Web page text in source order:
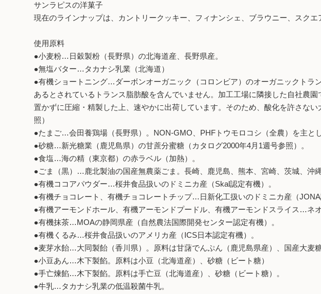
サンラピスの洋菓子
現在のラインナップは、カントリークッキー、フィナンシェ、ブラウニー、スク
使用原料
●小麦粉…日穀製粉（長野県）の北海道産、長野県産。
●無塩バター…タカナシ乳業（北海道）
●有機ショートニング…ダーボンオーガニック（コロンビア）のオーガニックト
あるとされているトランス脂肪酸を含んでいません。加工工場に隣接した自社農
置かずに圧縮・精製した上、速やかに出荷しています。そのため、酸化を許さな
照）
●たまご…会田養鶏場（長野県）。NON-GMO、PHFトウモロコシ（全農）を主と
●砂糖…新光糖業（鹿児島県）の甘蔗分蜜糖（カタログ2000年4月1週号参照）。
●食塩…海の精（東京都）の赤ラベル（加熱）。
●ごま（黒）…鹿北製油の国産無農薬ごま。長崎、鹿児島、熊本、宮崎、茨城、沖縄
●有機ココアパウダー…桜井食品扱いのドミニカ産（Skal認定有機）。
●有機チョコレート、有機チョコレートチップ…日新化工扱いのドミニカ産（JONA
●有機アーモンドホール、有機アーモンドプードル、有機アーモンドスライス…ネ
●有機抹茶…MOAの静岡県産（自然農法国際開発センター認定有機）。
●有機くるみ…桜井食品扱いのアメリカ産（ICS日本認定有機）。
●麦芽水飴…大同製飴（香川県）。原料は甘藷でんぷん（鹿児島県産）、国産大麦
●小豆あん…木下製餡。原料は小豆（北海道産）、砂糖（ビート糖）
●手亡煉餡…木下製餡。原料は手亡豆（北海道産）、砂糖（ビート糖）。
●牛乳…タカナシ乳業の低温殺菌牛乳。